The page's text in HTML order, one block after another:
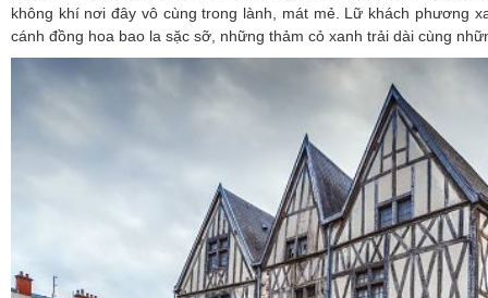
không khí nơi đây vô cùng trong lành, mát mẻ. Lữ khách phương
cánh đồng hoa bao la sặc sỡ, những thảm cỏ xanh trải dài cùng